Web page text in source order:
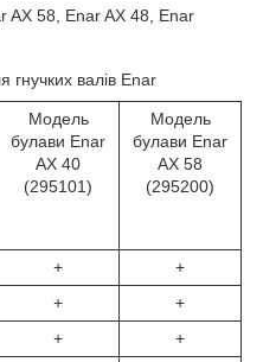
AX 58, Enar AX 48, Enar
гнучких валів Enar
Модель
булави Enar
AX 40
(295101)
Модель
булави Enar
AX 58
(295200)
+
+
+
+
+
+